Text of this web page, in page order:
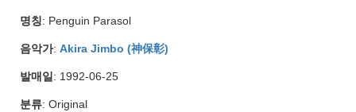
명칭: Penguin Parasol
음악가: Akira Jimbo (神保彰)
발매일 : 1992-06-25
분류: Original